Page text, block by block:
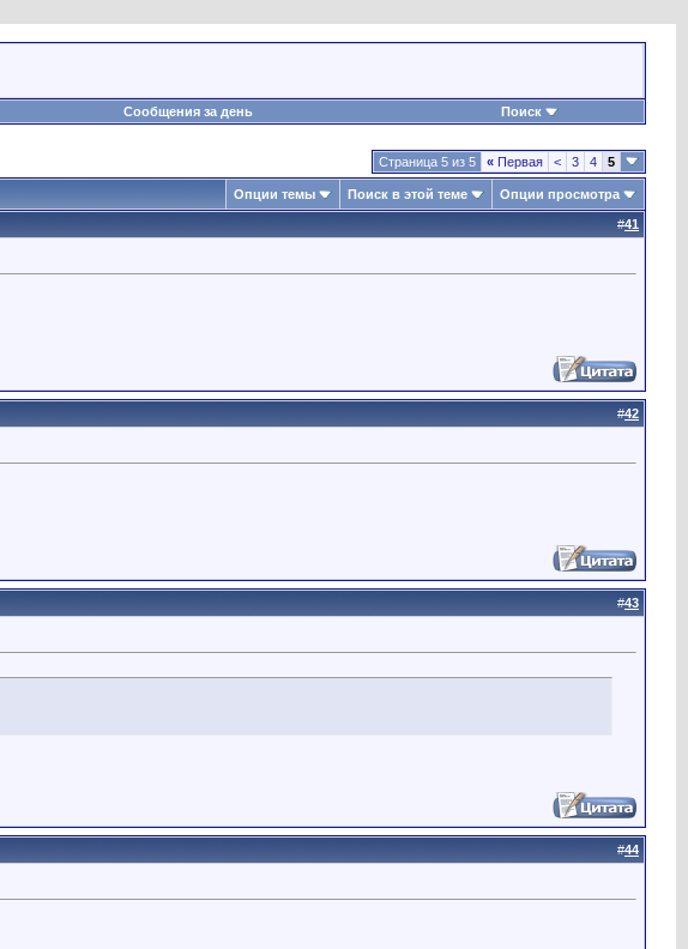
Сообщения за день Поиск
Страница 5 из 5 « Первая < 3 4 5
Опции темы Поиск в этой теме Опции просмотра
#41
#42
#43
#44